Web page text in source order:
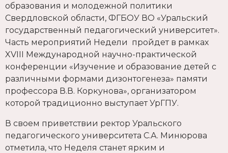
образования и молодежной политики
Свердловской области, ФГБОУ ВО «Уральский
государственный педагогический университет».
Часть мероприятий Недели пройдет в рамках
XVIII Международной научно-практической
конференции «Изучение и образование детей с
различными формами дизонтогенеза» памяти
профессора В.В. Коркунова», организатором
которой традиционно выступает УрГПУ.
В своем приветствии ректор Уральского
педагогического университета С.А. Минюрова
отметила, что Неделя станет ярким и